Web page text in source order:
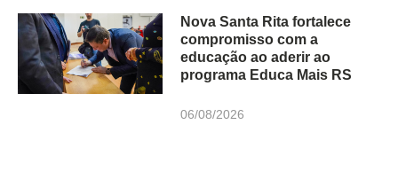
Nova Santa Rita fortalece
compromisso com a
educação ao aderir ao
programa Educa Mais RS
06/08/2026